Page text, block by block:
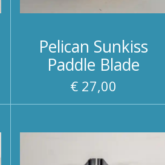
Pelican Sunkiss
Paddle Blade
€ 27,00